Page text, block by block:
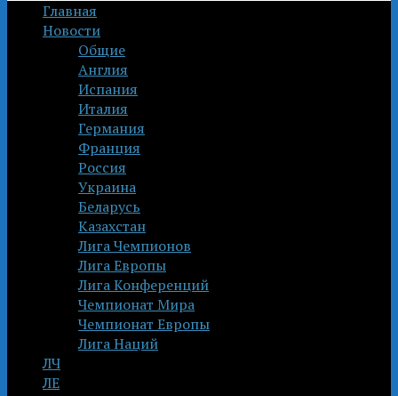
Главная
Новости
Общие
Англия
Испания
Италия
Германия
Франция
Россия
Украина
Беларусь
Казахстан
Лига Чемпионов
Лига Европы
Лига Конференций
Чемпионат Мира
Чемпионат Европы
Лига Наций
ЛЧ
ЛЕ